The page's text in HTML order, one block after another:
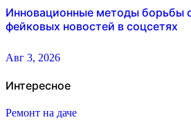
Инновационные методы борьбы
фейковых новостей в соцсетях
Авг 3, 2026
Интересное
Ремонт на даче